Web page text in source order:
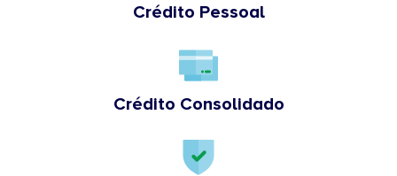
Crédito Pessoal
Crédito Consolidado